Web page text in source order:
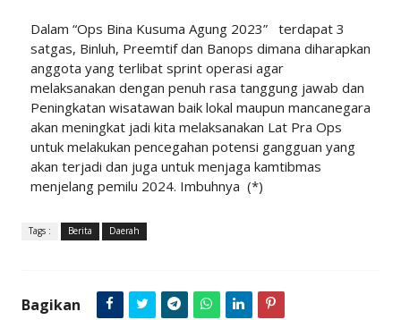
Dalam “Ops Bina Kusuma Agung 2023” terdapat 3
satgas, Binluh, Preemtif dan Banops dimana diharapkan
anggota yang terlibat sprint operasi agar
melaksanakan dengan penuh rasa tanggung jawab dan
Peningkatan wisatawan baik lokal maupun mancanegara
akan meningkat jadi kita melaksanakan Lat Pra Ops
untuk melakukan pencegahan potensi gangguan yang
akan terjadi dan juga untuk menjaga kamtibmas
menjelang pemilu 2024. Imbuhnya (*)
Tags : Berita Daerah
Bagikan